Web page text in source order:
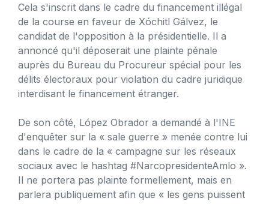
Cela s'inscrit dans le cadre du financement illégal
de la course en faveur de Xóchitl Gálvez, le
candidat de l'opposition à la présidentielle. Il a
annoncé qu'il déposerait une plainte pénale
auprès du Bureau du Procureur spécial pour les
délits électoraux pour violation du cadre juridique
interdisant le financement étranger.
De son côté, López Obrador a demandé à l'INE
d'enquêter sur la « sale guerre » menée contre lui
dans le cadre de la « campagne sur les réseaux
sociaux avec le hashtag #NarcopresidenteAmlo ».
Il ne portera pas plainte formellement, mais en
parlera publiquement afin que « les gens puissent